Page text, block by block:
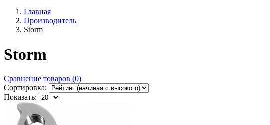
Главная
Производитель
Storm
Storm
Сравнение товаров (0)
Сортировка:
Показать: